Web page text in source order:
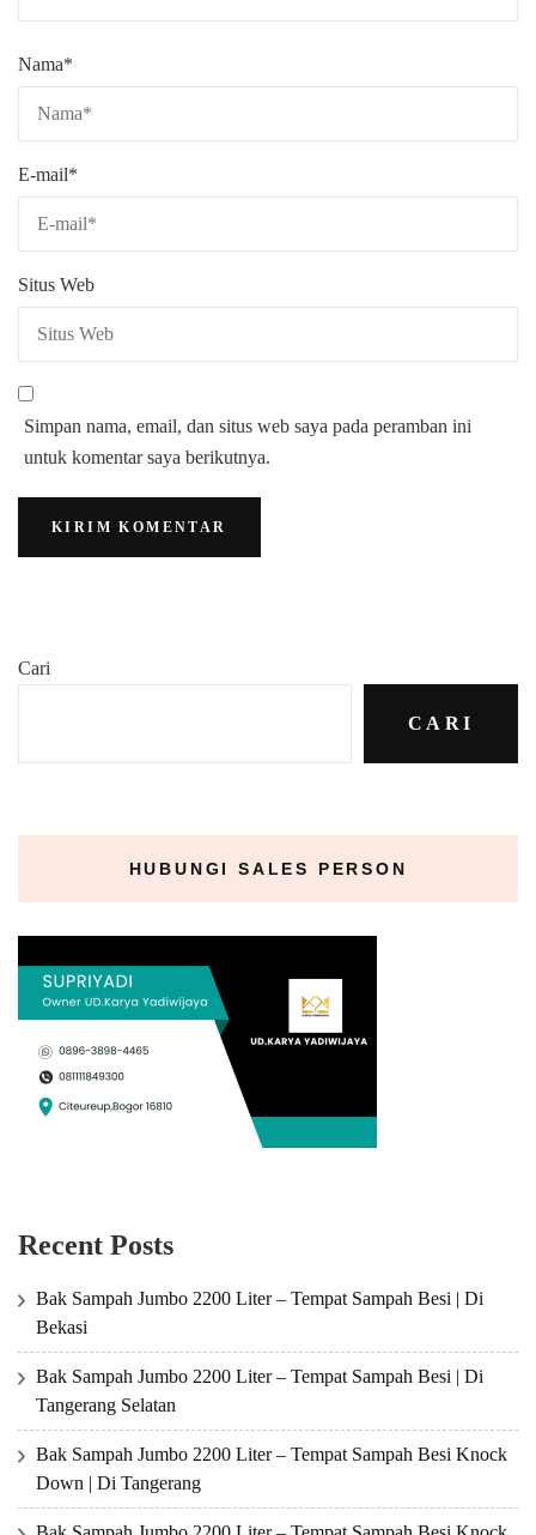
Nama*
E-mail*
Situs Web
Simpan nama, email, dan situs web saya pada peramban ini
untuk komentar saya berikutnya.
Cari
CARI
HUBUNGI SALES PERSON
Recent Posts
Bak Sampah Jumbo 2200 Liter – Tempat Sampah Besi | Di
Bekasi
Bak Sampah Jumbo 2200 Liter – Tempat Sampah Besi | Di
Tangerang Selatan
Bak Sampah Jumbo 2200 Liter – Tempat Sampah Besi Knock
Down | Di Tangerang